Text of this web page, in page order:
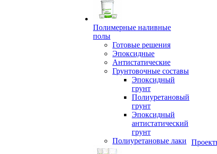
Полимерные наливные
полы
Готовые решения
Эпоксидные
Антистатические
Грунтовочные составы
Эпоксидный
грунт
Полиуретановый
грунт
Эпоксидный
антистатический
грунт
Полиуретановые лаки